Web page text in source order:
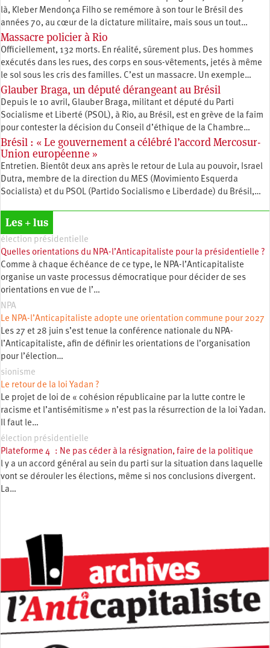
là, Kleber Mendonça Filho se remémore à son tour le Brésil des
années 70, au cœur de la dictature militaire, mais sous un tout…
Massacre policier à Rio
Officiellement, 132 morts. En réalité, sûrement plus. Des hommes
exécutés dans les rues, des corps en sous-vêtements, jetés à même
le sol sous les cris des familles. C’est un massacre. Un exemple…
Glauber Braga, un député dérangeant au Brésil
Depuis le 10 avril, Glauber Braga, militant et député du Parti
Socialisme et Liberté (PSOL), à Rio, au Brésil, est en grève de la faim
pour contester la décision du Conseil d’éthique de la Chambre…
Brésil : « Le gouvernement a célébré l’accord Mercosur-
Union européenne »
Entretien. Bientôt deux ans après le retour de Lula au pouvoir, Israel
Dutra, membre de la direction du MES (Movimiento Esquerda
Socialista) et du PSOL (Partido Socialismo e Liberdade) du Brésil,…
Les + lus
élection présidentielle
Quelles orientations du NPA-l’Anticapitaliste pour la présidentielle ?
Comme à chaque échéance de ce type, le NPA-l’Anticapitaliste
organise un vaste processus démocratique pour décider de ses
orientations en vue de l’…
NPA
Le NPA-l’Anticapitaliste adopte une orientation commune pour 2027
Les 27 et 28 juin s’est tenue la conférence nationale du NPA-
l’Anticapitaliste, afin de définir les orientations de l’organisation
pour l’élection…
sionisme
Le retour de la loi Yadan ?
Le projet de loi de « cohésion républicaine par la lutte contre le
racisme et l’antisémitisme » n’est pas la résurrection de la loi Yadan.
Il faut le…
élection présidentielle
Plateforme 4 : Ne pas céder à la résignation, faire de la politique
l y a un accord général au sein du parti sur la situation dans laquelle
vont se dérouler les élections, même si nos conclusions divergent.
La…